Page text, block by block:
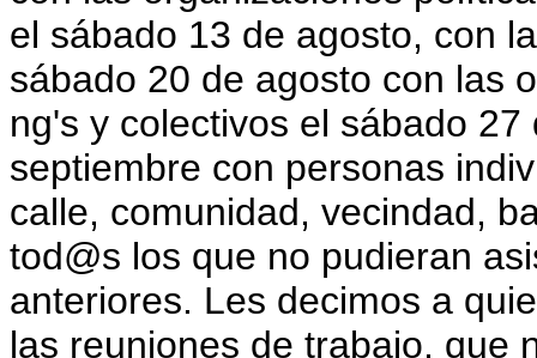
el sábado 13 de agosto, con
sábado 20 de agosto con las
ng's y colectivos el sábado
septiembre con personas
calle, comunidad, vecindad,
tod@s los que no pudieran
anteriores. Les decimos a
las reuniones de trabajo, que